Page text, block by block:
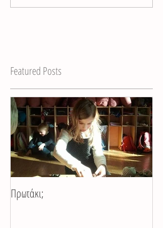
Featured Posts
Πρωτάκι;